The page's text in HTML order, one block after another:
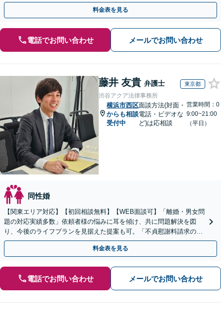
料金表を見る
電話でお問い合わせ メールでお問い合わせ
藤井 友貴 弁護士 東京都
渋谷アクア法律事務所
横浜市西区
からも相談
受付中
面談方法(対面・
電話・ビデオな
ど)は応相談
営業時間：0
9:00~21:00
（平日）
同性婚
【関東エリア対応】【初回相談無料】【WEB面談可】「離婚・男女問
題の対応実績多数」依頼者様の悩みに耳を傾け、共に問題解決を図
り、今後のライフプランを見据えた提案も可。「不貞慰謝料請求の減
額交渉の経験豊富」【休日・夜間相談可】【完全個室相談】
料金表を見る
電話でお問い合わせ メールでお問い合わせ